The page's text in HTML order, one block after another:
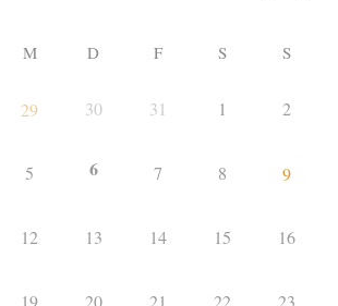
M D F S S
29 30 31 1 2
5 6 7 8 9
12 13 14 15 16
19 20 21 22 23